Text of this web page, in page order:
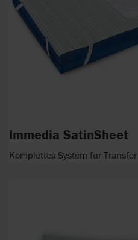
Immedia SatinSheet
Komplettes System für